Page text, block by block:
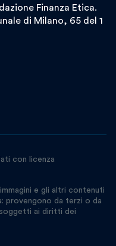
Finanza Etica.
di Milano, 65 del 1
con licenza
e gli altri contenuti
provengono da terzi o da
ai diritti dei